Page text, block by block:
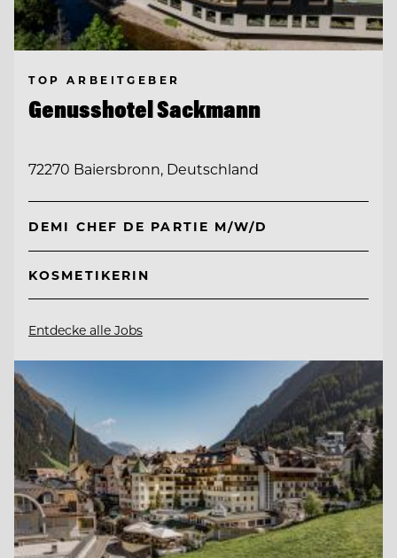
TOP ARBEITGEBER
Genusshotel Sackmann
72270 Baiersbronn, Deutschland
DEMI CHEF DE PARTIE M/W/D
KOSMETIKERIN
Entdecke alle Jobs